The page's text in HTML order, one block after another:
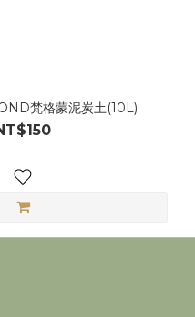
梵格蒙泥炭土(10L)